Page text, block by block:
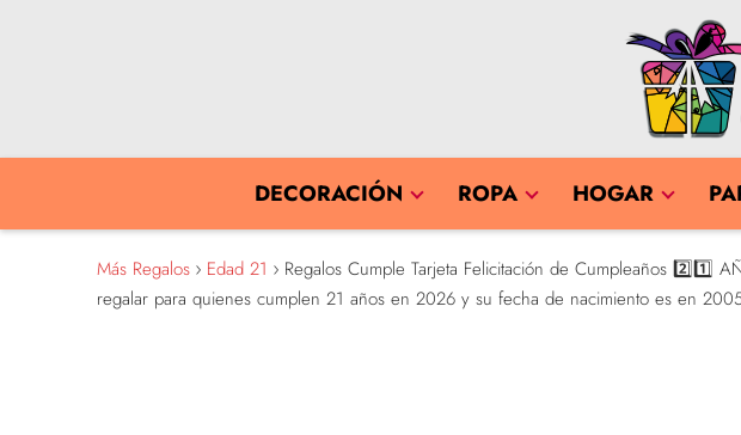
DECORACIÓN ROPA HOGAR
Más Regalos Edad 21
Regalos Cumple Tarjeta Felicitación de Cumpleaños 2️⃣1️⃣
regalar para quienes cumplen 21 años en 2026 y su fecha de nacimiento es en